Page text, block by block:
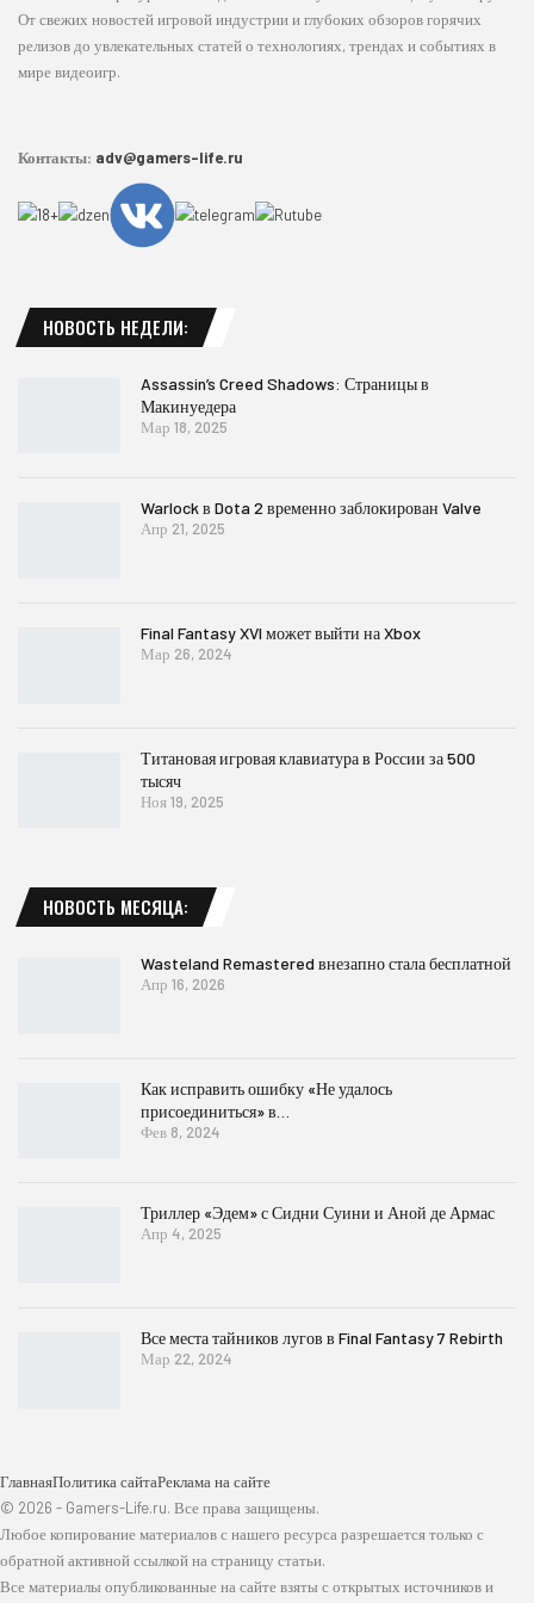
От свежих новостей игровой индустрии и глубоких обзоров горячих
релизов до увлекательных статей о технологиях, трендах и событиях в
мире видеоигр.
Контакты: adv@gamers-life.ru
НОВОСТЬ НЕДЕЛИ:
Assassin’s Creed Shadows: Страницы в
Макинуедера
Мар 18, 2025
Warlock в Dota 2 временно заблокирован Valve
Апр 21, 2025
Final Fantasy XVI может выйти на Xbox
Мар 26, 2024
Титановая игровая клавиатура в России за 500
тысяч
Ноя 19, 2025
НОВОСТЬ МЕСЯЦА:
Wasteland Remastered внезапно стала бесплатной
Апр 16, 2026
Как исправить ошибку «Не удалось
присоединиться» в…
Фев 8, 2024
Триллер «Эдем» с Сидни Суини и Аной де Армас
Апр 4, 2025
Все места тайников лугов в Final Fantasy 7 Rebirth
Мар 22, 2024
ГлавнаяПолитика сайтаРеклама на сайте
© 2026 - Gamers-Life.ru. Все права защищены.
Любое копирование материалов с нашего ресурса разрешается только с
обратной активной ссылкой на страницу статьи.
Все материалы опубликованные на сайте взяты с открытых источников и